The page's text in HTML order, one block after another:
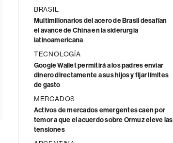
BRASIL
Multimillonarios del acero de Brasil desafían
el avance de China en la siderurgia
latinoamericana
TECNOLOGÍA
Google Wallet permitirá a los padres enviar
dinero directamente a sus hijos y fijar límites
de gasto
MERCADOS
Activos de mercados emergentes caen por
temor a que el acuerdo sobre Ormuz eleve las
tensiones